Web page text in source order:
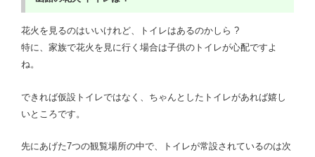
花火を見るのはいいけれど、トイレはあるのかしら ?
特に、家族で花火を見に行く場合は子供のトイレが心配ですよ
ね。
できれば仮設トイレではなく、ちゃんとしたトイレがあれば嬉し
いところです。
先にあげた7つの観覧場所の中で、トイレが常設されているのは次